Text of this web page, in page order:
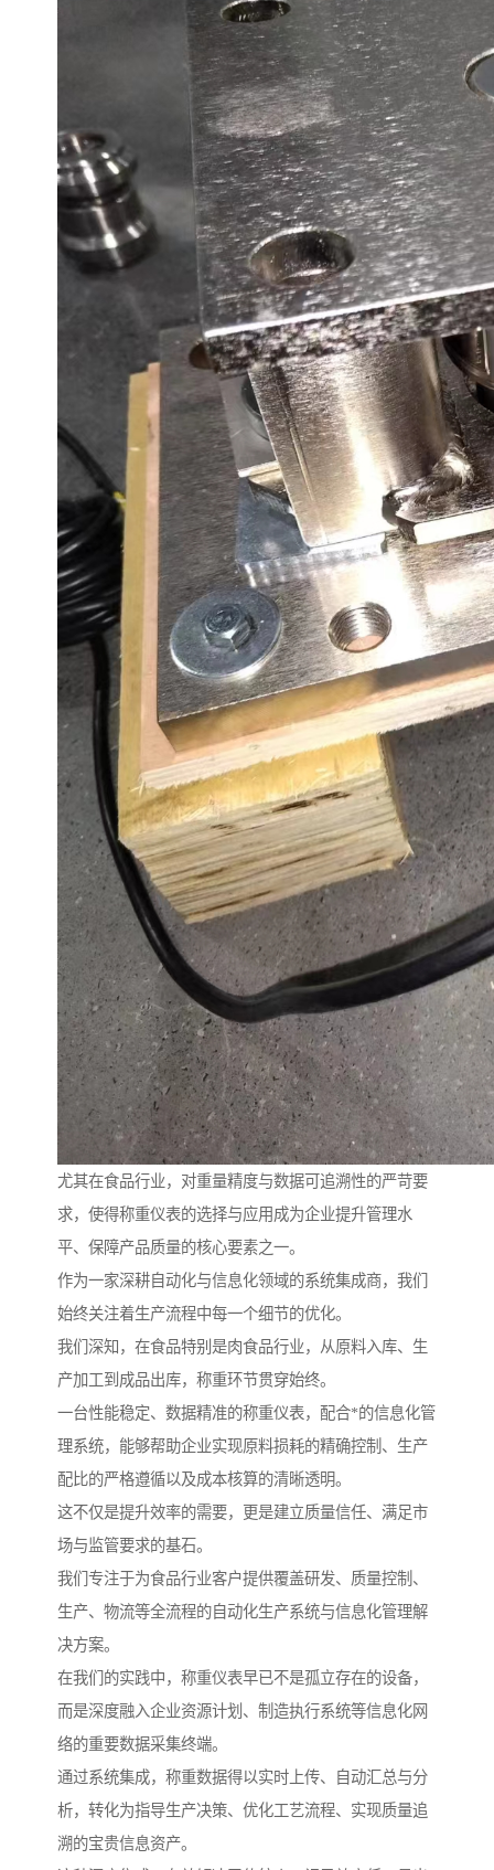
尤其在食品行业，对重量精度与数据可追溯性的严苛要
求，使得称重仪表的选择与应用成为企业提升管理水
平、保障产品质量的核心要素之一。
作为一家深耕自动化与信息化领域的系统集成商，我们
始终关注着生产流程中每一个细节的优化。
我们深知，在食品特别是肉食品行业，从原料入库、生
产加工到成品出库，称重环节贯穿始终。
一台性能稳定、数据精准的称重仪表，配合*的信息化管
理系统，能够帮助企业实现原料损耗的精确控制、生产
配比的严格遵循以及成本核算的清晰透明。
这不仅是提升效率的需要，更是建立质量信任、满足市
场与监管要求的基石。
我们专注于为食品行业客户提供覆盖研发、质量控制、
生产、物流等全流程的自动化生产系统与信息化管理解
决方案。
在我们的实践中，称重仪表早已不是孤立存在的设备，
而是深度融入企业资源计划、制造执行系统等信息化网
络的重要数据采集终端。
通过系统集成，称重数据得以实时上传、自动汇总与分
析，转化为指导生产决策、优化工艺流程、实现质量追
溯的宝贵信息资产。